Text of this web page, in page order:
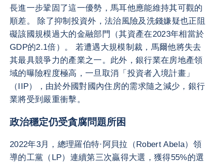
長進一步鞏固了這一優勢，馬耳他應能維持其可觀的
順差。 除了抑制投資外，法治風險及洗錢嫌疑也正阻
礙該國規模過大的金融部門（其資產在2023年相當於
GDP的2.1倍）。 若遭遇大規模制裁，馬爾他將失去
其最具競爭力的產業之一。此外，銀行業在房地產領
域的曝險程度極高，一旦取消「投資者入境計畫」
（IIP），由於外國對國內住房的需求隨之減少，銀行
業將受到嚴重衝擊。
政治穩定仍受貪腐問題所困
2022年3月，總理羅伯特·阿貝拉（Robert Abela）領
導的工黨（LP）連續第三次贏得大選，獲得55%的選